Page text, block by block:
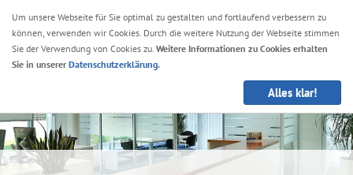
Um unsere Webseite für Sie optimal zu gestalten und fortlaufend verbessern zu
können, verwenden wir Cookies. Durch die weitere Nutzung der Webseite stimmen
Sie der Verwendung von Cookies zu. Weitere Informationen zu Cookies erhalten
Sie in unserer Datenschutzerklärung.
Alles klar!